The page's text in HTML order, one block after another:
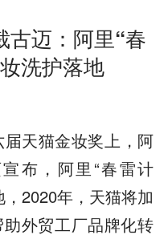
古迈：阿里“春
洗护落地
天猫金妆奖上，阿
布，阿里“春雷计
2020年，天猫将加
外贸工厂品牌化转